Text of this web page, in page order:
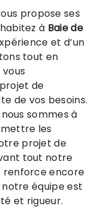
propose ses
à Baie de
et d’un
tout en
de
de vos besoins.
nous sommes à
les
projet de
tout notre
renforce encore
équipe est
et rigueur.